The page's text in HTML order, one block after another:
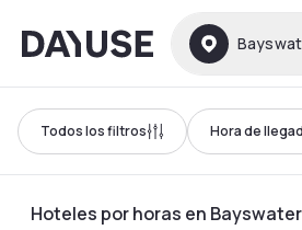
Dayuse
Todos los filtros Hora de
Hoteles por horas en Bayswater